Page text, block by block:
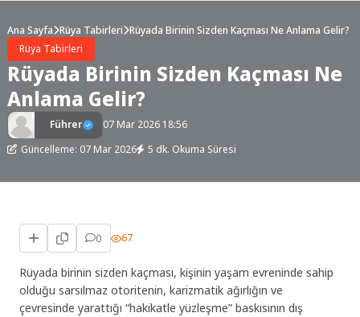
Ana Sayfa Rüya Tabirleri Rüyada Birinin Sizden Kaçması Ne Anlama Gelir?
Rüya Tabirleri
Rüyada Birinin Sizden Kaçması Ne
Anlama Gelir?
Führer
07 Mar 2026 18:56
Güncelleme: 07 Mar 2026
5 dk. Okuma Süresi
0 67
Rüyada birinin sizden kaçması, kişinin yaşam evreninde sahip
olduğu sarsılmaz otoritenin, karizmatik ağırlığın ve
çevresinde yarattığı “hakikatle yüzleşme” baskısının dış